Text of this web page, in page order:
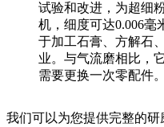
试验和改进，为超细
机，细度可达0.006毫
于加工石膏、方解石
业。与气流磨相比，
需要更换一次零配件
我们可以为您提供完整的